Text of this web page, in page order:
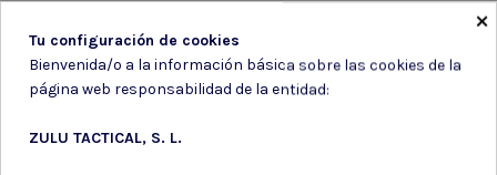
Marca
×
Tu configuración de cookies
Bienvenida/o a la información básica sobre las cookies de la
página web responsabilidad de la entidad:
ZULU TACTICAL, S. L.